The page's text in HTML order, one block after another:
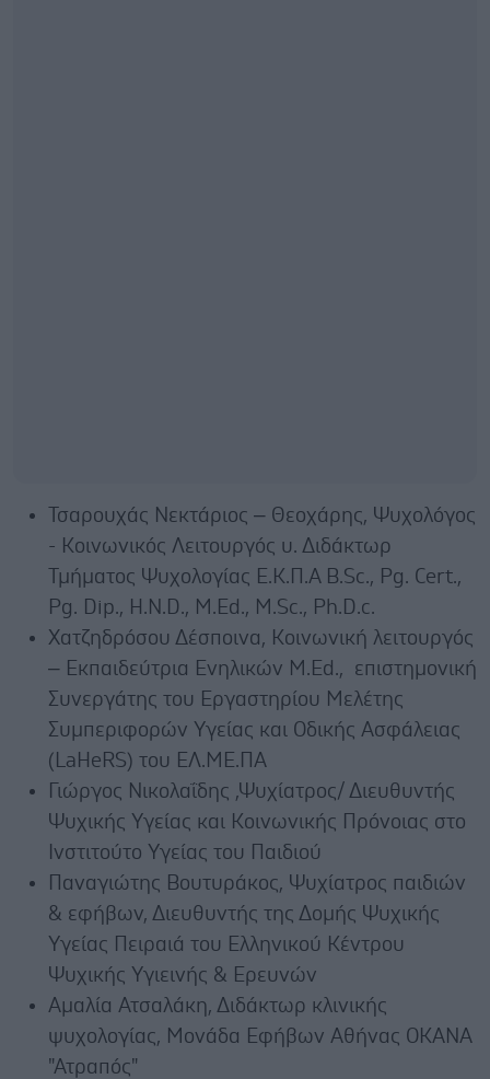
Τσαρουχάς Νεκτάριος – Θεοχάρης, Ψυχολόγος
- Κοινωνικός Λειτουργός υ. Διδάκτωρ
Τμήματος Ψυχολογίας Ε.Κ.Π.Α B.Sc., Pg. Cert.,
Pg. Dip., H.N.D., M.Ed., M.Sc., Ph.D.c.
Χατζηδρόσου Δέσποινα, Κοινωνική λειτουργός
– Εκπαιδεύτρια Ενηλικών Μ.Εd., επιστημονική
Συνεργάτης του Εργαστηρίου Μελέτης
Συμπεριφορών Υγείας και Οδικής Ασφάλειας
(LaHeRS) του ΕΛ.ΜΕ.ΠΑ
Γιώργος Νικολαΐδης ,Ψυχίατρος/ Διευθυντής
Ψυχικής Υγείας και Κοινωνικής Πρόνοιας στο
Ινστιτούτο Υγείας του Παιδιού
Παναγιώτης Βουτυράκος, Ψυχίατρος παιδιών
& εφήβων, Διευθυντής της Δομής Ψυχικής
Υγείας Πειραιά του Ελληνικού Κέντρου
Ψυχικής Υγιεινής & Ερευνών
Αμαλία Ατσαλάκη, Διδάκτωρ κλινικής
ψυχολογίας, Μονάδα Εφήβων Αθήνας ΟΚΑΝΑ
"Ατραπός"